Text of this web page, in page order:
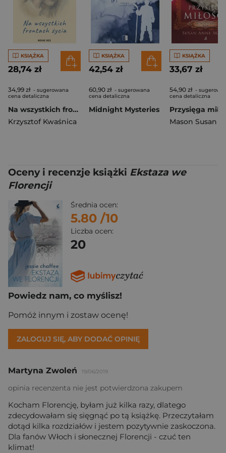
KSIĄŻKA
28,74 zł
34,99 zł - sugerowana
cena detaliczna
Na wszystkich frontach życia
Krzysztof Kwaśnica
KSIĄŻKA
42,54 zł
60,90 zł - sugerowana
cena detaliczna
Midnight Mysteries
KSIĄŻKA
33,67 zł
54,90 zł -
cena detaliczna
Mason Susan
Oceny i recenzje książki Ekstaza we
Florencji
Średnia ocen:
5.80 /10
Liczba ocen:
20
Powiedz nam, co myślisz!
Pomóż innym i zostaw ocenę!
ZALOGUJ SIĘ, ABY DODAĆ OPINIĘ
Martyna Zwoleń 19/06/2019
opinia recenzenta nie jest potwierdzona zakupem
Kocham Florencję, byłam już kilka razy, dlatego
zdecydowałam się sięgnąć po tą książkę. Przeczytałam
dotąd kilka rozdziałów i jestem pozytywnie zaskoczona.
Dla fanów Włoch i słonecznej Florencji - czuć ten
klimat!